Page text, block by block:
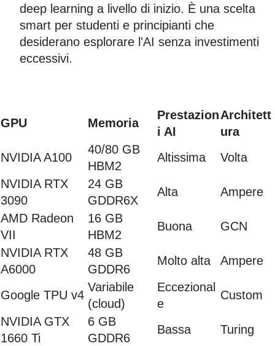
deep learning a livello di inizio. È una scelta
smart per studenti e principianti che
desiderano esplorare l'AI senza investimenti
eccessivi.
GPU Memoria
Prestazion
i AI
Architett
ura
NVIDIA A100
40/80 GB
HBM2
Altissima
Volta
NVIDIA RTX
3090
24 GB
GDDR6X
Alta
Ampere
AMD Radeon
VII
16 GB
HBM2
Buona
GCN
NVIDIA RTX
A6000
48 GB
GDDR6
Molto alta Ampere
Google TPU v4
Variabile
(cloud)
Eccezional
e
Custom
NVIDIA GTX
1660 Ti
6 GB
GDDR6
Bassa Turing